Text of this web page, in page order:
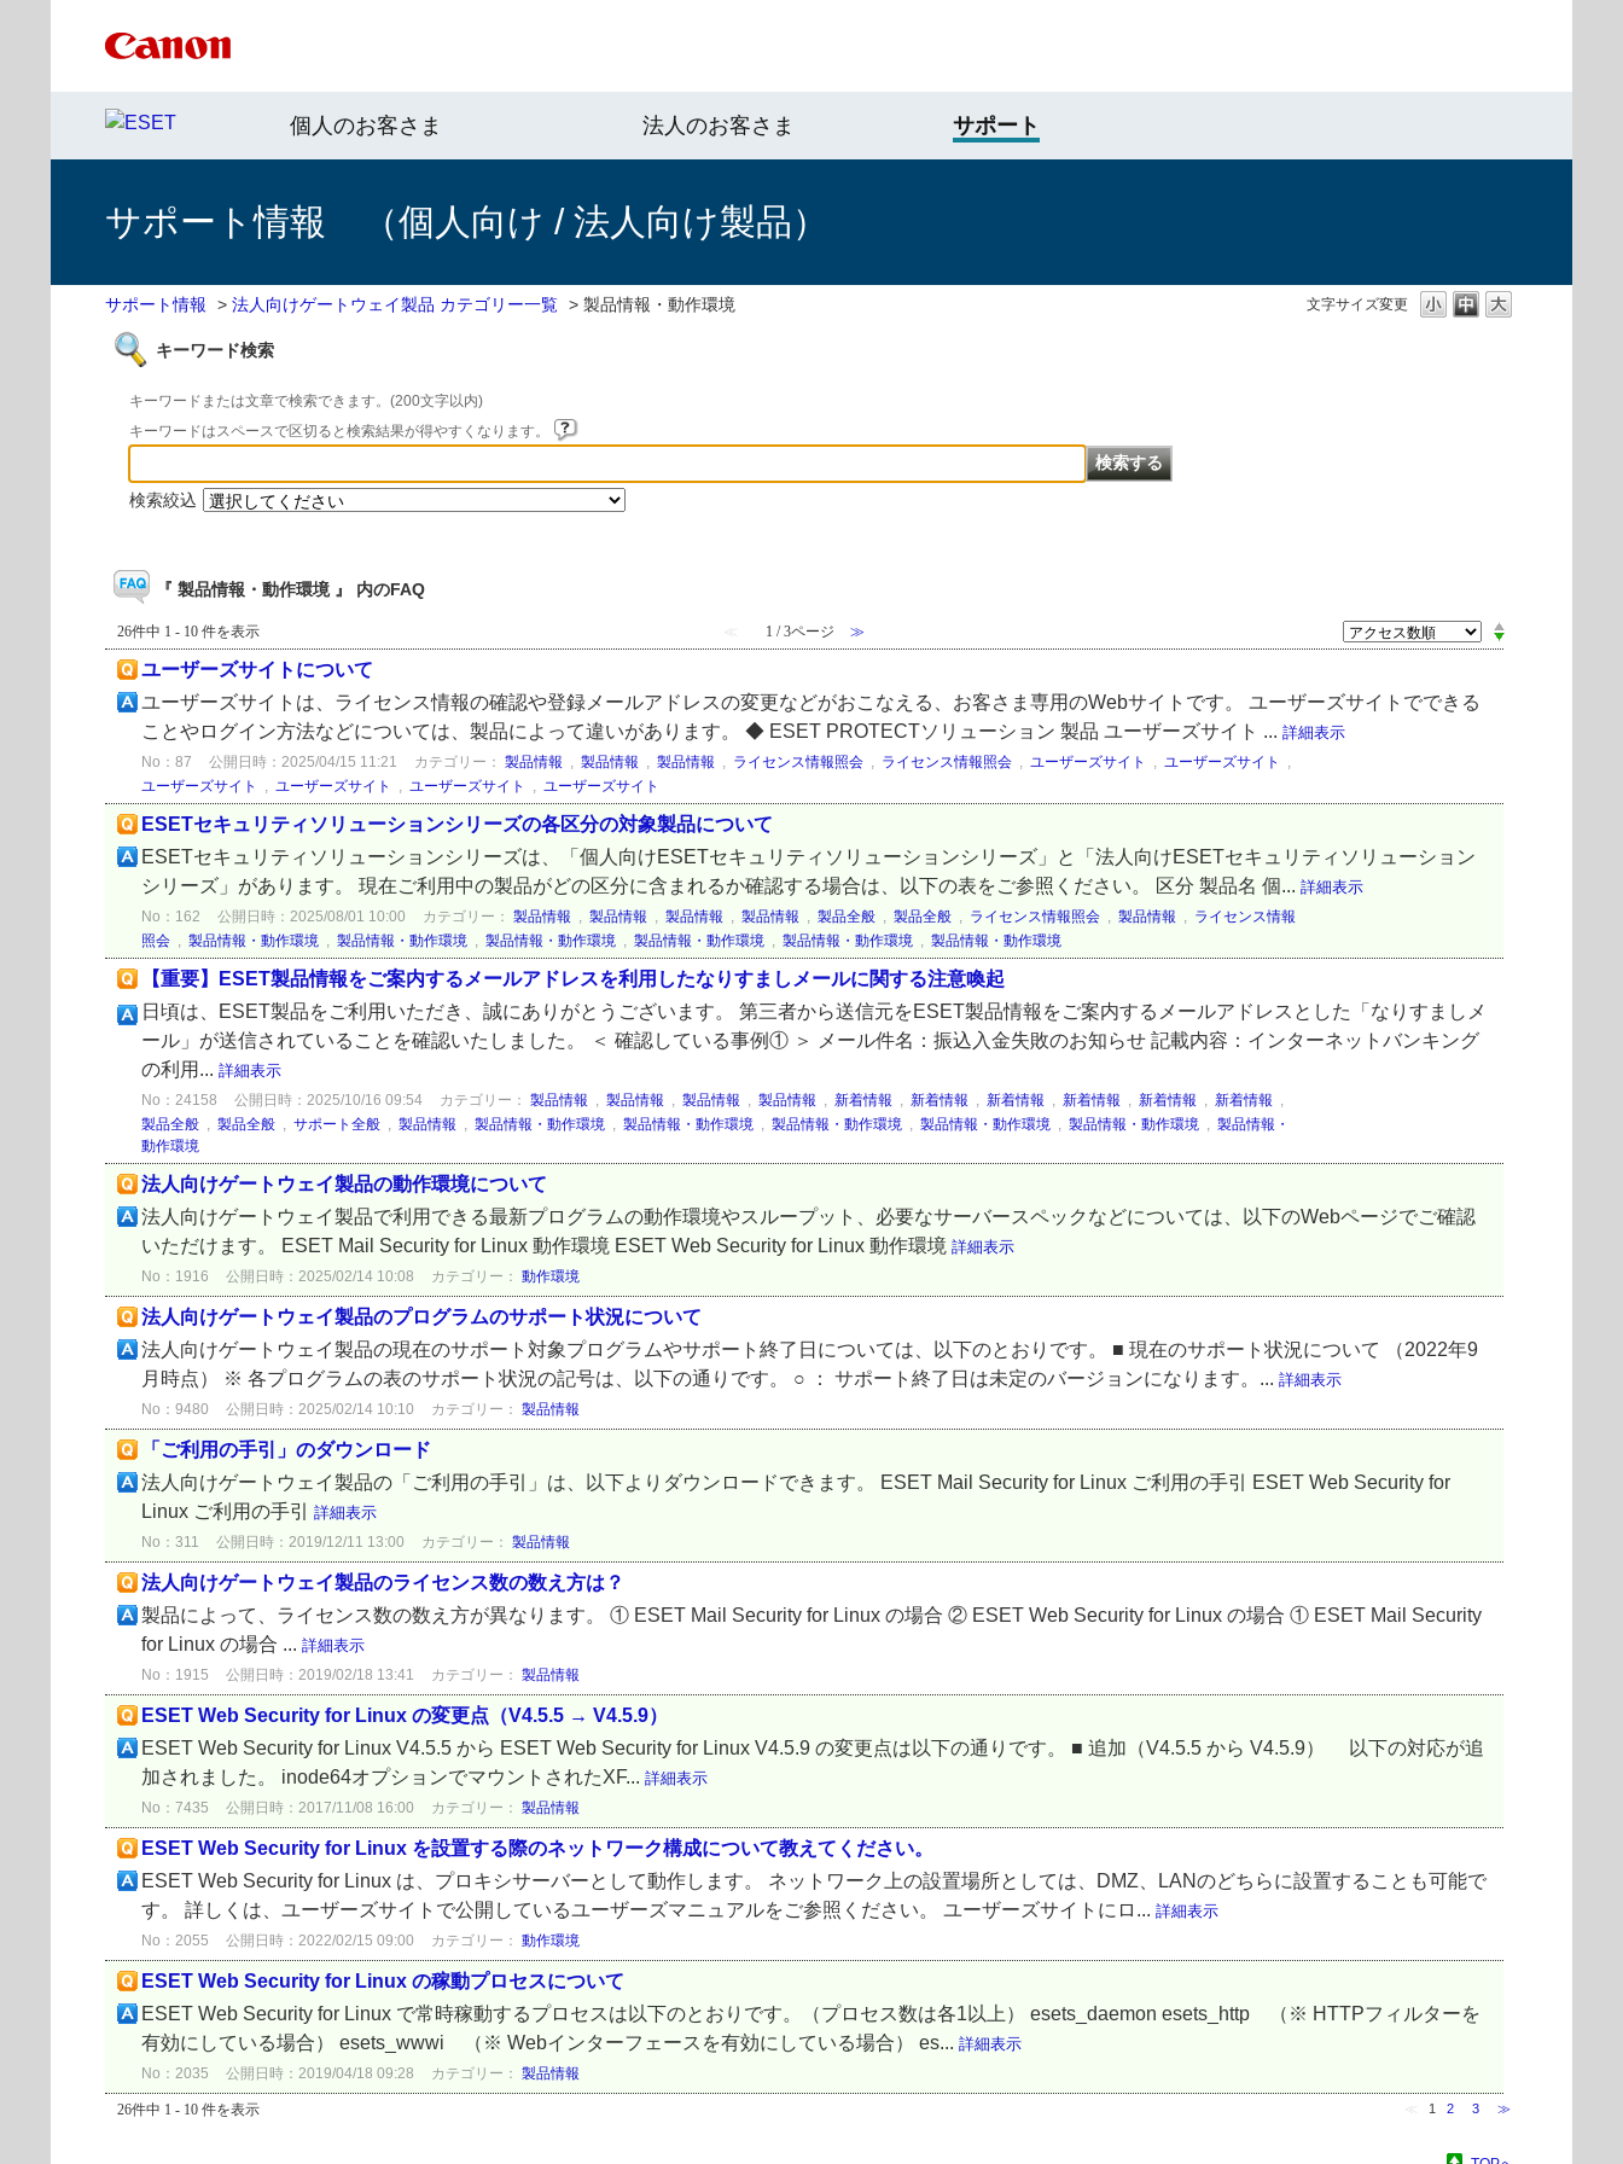
個人のお客さま 法人のお客さま サポート
サポート情報 （個人向け / 法人向け製品）
文字サイズ変更
サポート情報 > 法人向けゲートウェイ製品 カテゴリー一覧 > 製品情報・動作環境
キーワード検索
キーワードまたは文章で検索できます。(200文字以内)
キーワードはスペースで区切ると検索結果が得やすくなります。
検索絞込
『 製品情報・動作環境 』 内のFAQ
26件中 1 - 10 件を表示 ≪ 1 / 3ページ ≫
ユーザーズサイトについて
ユーザーズサイトは、ライセンス情報の確認や登録メールアドレスの変更などがおこなえる、お客さま専用のWebサイトです。 ユーザーズサイトでできる
ことやログイン方法などについては、製品によって違いがあります。 ◆ ESET PROTECTソリューション 製品 ユーザーズサイト ... 詳細表示
No：87 公開日時：2025/04/15 11:21 カテゴリー： 製品情報 , 製品情報 , 製品情報 , ライセンス情報照会 , ライセンス情報照会 , ユーザーズサイト , ユーザーズサイト
,
ユーザーズサイト
, ユーザーズサイト , ユーザーズサイト , ユーザーズサイト
ESETセキュリティソリューションシリーズの各区分の対象製品について
ESETセキュリティソリューションシリーズは、「個人向けESETセキュリティソリューションシリーズ」と「法人向けESETセキュリティソリューション
シリーズ」があります。 現在ご利用中の製品がどの区分に含まれるか確認する場合は、以下の表をご参照ください。 区分 製品名 個... 詳細表示
No：162 公開日時：2025/08/01 10:00 カテゴリー： 製品情報 , 製品情報 , 製品情報 , 製品情報 , 製品全般 , 製品全般 , ライセンス情報照会 , 製品情報 , ライセンス情報
照会 , 製品情報・動作環境 , 製品情報・動作環境 , 製品情報・動作環境 , 製品情報・動作環境 , 製品情報・動作環境 , 製品情報・動作環境
【重要】ESET製品情報をご案内するメールアドレスを利用したなりすましメールに関する注意喚起
日頃は、ESET製品をご利用いただき、誠にありがとうございます。 第三者から送信元をESET製品情報をご案内するメールアドレスとした「なりすましメ
ール」が送信されていることを確認いたしました。 ＜ 確認している事例① ＞ メール件名：振込入金失敗のお知らせ 記載内容：インターネットバンキング
の利用... 詳細表示
No：24158 公開日時：2025/10/16 09:54 カテゴリー： 製品情報 , 製品情報 , 製品情報 , 製品情報 , 新着情報 , 新着情報 , 新着情報 , 新着情報 , 新着情報 , 新着情報 ,
製品全般 , 製品全般 , サポート全般 , 製品情報 , 製品情報・動作環境 , 製品情報・動作環境 , 製品情報・動作環境 , 製品情報・動作環境 , 製品情報・動作環境 , 製品情報・
動作環境
法人向けゲートウェイ製品の動作環境について
法人向けゲートウェイ製品で利用できる最新プログラムの動作環境やスループット、必要なサーバースペックなどについては、以下のWebページでご確認
いただけます。 ESET Mail Security for Linux 動作環境 ESET Web Security for Linux 動作環境 詳細表示
No：1916 公開日時：2025/02/14 10:08 カテゴリー： 動作環境
法人向けゲートウェイ製品のプログラムのサポート状況について
法人向けゲートウェイ製品の現在のサポート対象プログラムやサポート終了日については、以下のとおりです。 ■ 現在のサポート状況について （2022年9
月時点） ※ 各プログラムの表のサポート状況の記号は、以下の通りです。 ○ ： サポート終了日は未定のバージョンになります。... 詳細表示
No：9480 公開日時：2025/02/14 10:10 カテゴリー： 製品情報
「ご利用の手引」のダウンロード
法人向けゲートウェイ製品の「ご利用の手引」は、以下よりダウンロードできます。 ESET Mail Security for Linux ご利用の手引 ESET Web Security for
Linux ご利用の手引 詳細表示
No：311 公開日時：2019/12/11 13:00 カテゴリー： 製品情報
法人向けゲートウェイ製品のライセンス数の数え方は？
製品によって、ライセンス数の数え方が異なります。 ① ESET Mail Security for Linux の場合 ② ESET Web Security for Linux の場合 ① ESET Mail Security
for Linux の場合 ... 詳細表示
No：1915 公開日時：2019/02/18 13:41 カテゴリー： 製品情報
ESET Web Security for Linux の変更点（V4.5.5 → V4.5.9）
ESET Web Security for Linux V4.5.5 から ESET Web Security for Linux V4.5.9 の変更点は以下の通りです。 ■ 追加（V4.5.5 から V4.5.9） 以下の対応が追
加されました。 inode64オプションでマウントされたXF... 詳細表示
No：7435 公開日時：2017/11/08 16:00 カテゴリー： 製品情報
ESET Web Security for Linux を設置する際のネットワーク構成について教えてください。
ESET Web Security for Linux は、プロキシサーバーとして動作します。 ネットワーク上の設置場所としては、DMZ、LANのどちらに設置することも可能で
す。 詳しくは、ユーザーズサイトで公開しているユーザーズマニュアルをご参照ください。 ユーザーズサイトにロ... 詳細表示
No：2055 公開日時：2022/02/15 09:00 カテゴリー： 動作環境
ESET Web Security for Linux の稼動プロセスについて
ESET Web Security for Linux で常時稼動するプロセスは以下のとおりです。（プロセス数は各1以上） esets_daemon esets_http （※ HTTPフィルターを
有効にしている場合） esets_wwwi （※ Webインターフェースを有効にしている場合） es... 詳細表示
No：2035 公開日時：2019/04/18 09:28 カテゴリー： 製品情報
26件中 1 - 10 件を表示 1 2 3 ≫